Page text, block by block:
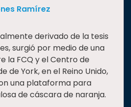
Ramírez
derivado de la tesis
surgió por medio de una
la FCQ y el Centro de
de York, en el Reino Unido,
una plataforma para
de cáscara de naranja.